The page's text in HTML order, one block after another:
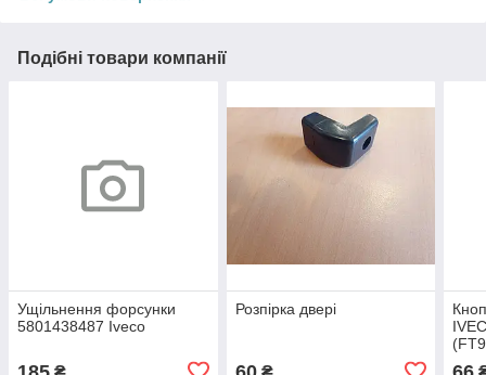
Подібні товари компанії
Ущільнення форсунки
5801438487 Iveco
Розпірка двері